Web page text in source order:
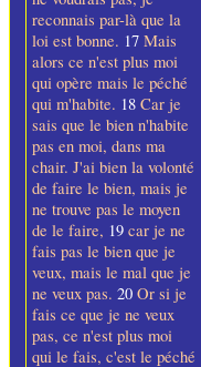
reconnais par-là que la
loi est bonne. 17 Mais
alors ce n'est plus moi
qui opère mais le péché
qui m'habite. 18 Car je
sais que le bien n'habite
pas en moi, dans ma
chair. J'ai bien la volonté
de faire le bien, mais je
ne trouve pas le moyen
de le faire, 19 car je ne
fais pas le bien que je
veux, mais le mal que je
ne veux pas.20 Or si je
fais ce que je ne veux
pas, ce n'est plus moi
qui le fais, c'est le péché